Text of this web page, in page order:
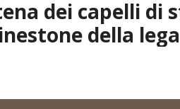
dei capelli di
della lega